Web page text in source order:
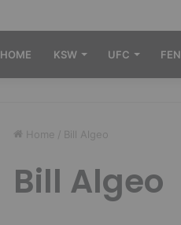
HOME KSW UFC FEN
Home / Bill Algeo
Bill Algeo